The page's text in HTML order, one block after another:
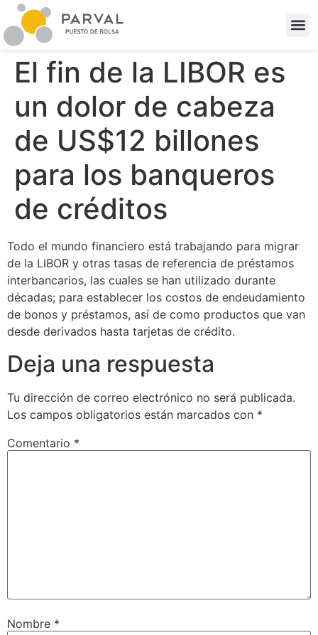
El fin de la LIBOR es
un dolor de cabeza
de US$12 billones
para los banqueros
de créditos
Todo el mundo financiero está trabajando para migrar
de la LIBOR y otras tasas de referencia de préstamos
interbancarios, las cuales se han utilizado durante
décadas; para establecer los costos de endeudamiento
de bonos y préstamos, así de como productos que van
desde derivados hasta tarjetas de crédito.
Deja una respuesta
Tu dirección de correo electrónico no será publicada.
Los campos obligatorios están marcados con *
Comentario *
Nombre *